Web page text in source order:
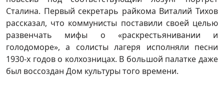
Сталина. Первый секретарь райкома Виталий Тихов
рассказал, что коммунисты поставили своей целью
развенчать мифы о «раскрестьянивании и
голодоморе», а солисты лагеря исполняли песни
1930-х годов о колхозницах. В большой палатке даже
был воссоздан Дом культуры того времени.